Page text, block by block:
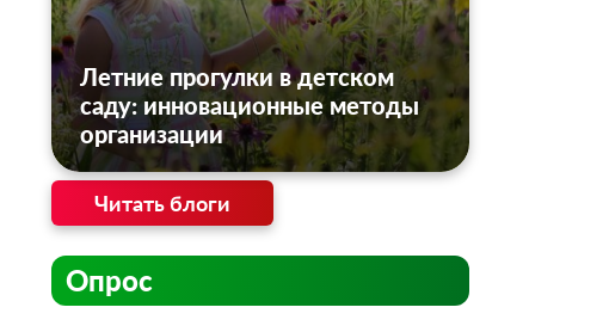
Летние прогулки в детском
саду: инновационные методы
организации
Читать блоги
Опрос